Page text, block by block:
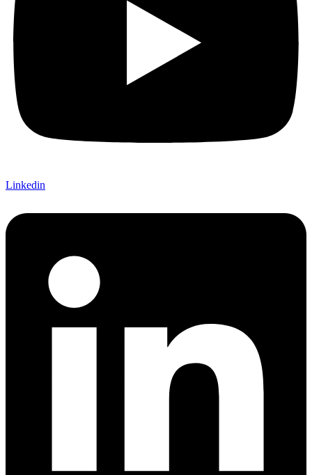
Linkedin